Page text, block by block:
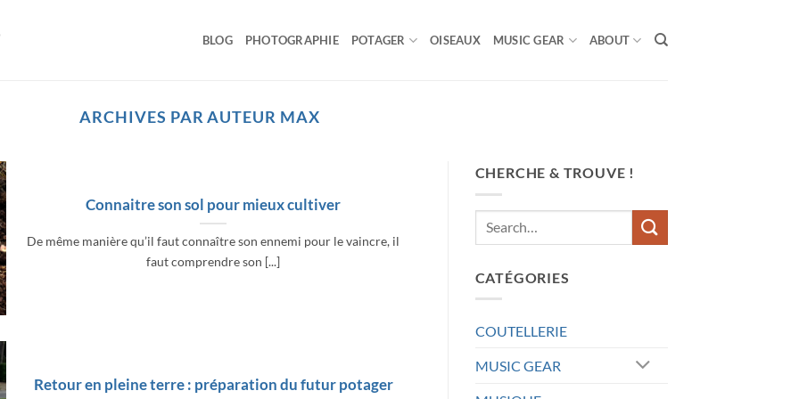
BLOG PHOTOGRAPHIE POTAGER OISEAUX MUSIC GEAR ABOUT
ARCHIVES PAR AUTEUR MAX
Connaitre son sol pour mieux cultiver
De même manière qu’il faut connaître son ennemi pour le vaincre, il
faut comprendre son [...]
Retour en pleine terre : préparation du futur potager
CHERCHE & TROUVE !
CATÉGORIES
COUTELLERIE
MUSIC GEAR